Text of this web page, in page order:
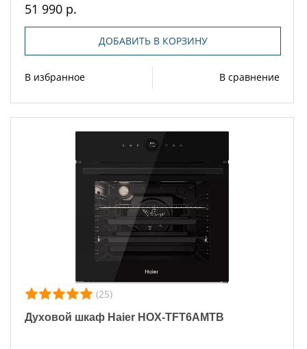
51 990 р.
ДОБАВИТЬ В КОРЗИНУ
В избранное В сравнение
(25)
Духовой шкаф Haier HOX-TFT6AMTB